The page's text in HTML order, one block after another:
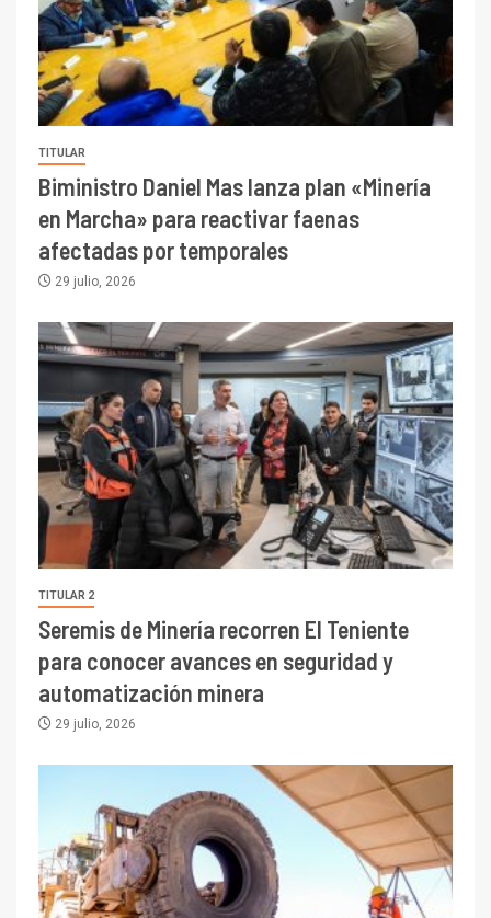
TITULAR
Biministro Daniel Mas lanza plan «Minería
en Marcha» para reactivar faenas
afectadas por temporales
29 julio, 2026
TITULAR 2
Seremis de Minería recorren El Teniente
para conocer avances en seguridad y
automatización minera
29 julio, 2026